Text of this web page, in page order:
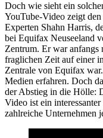
Doch wie sieht ein
YouTube-Video zeigt
Experten Shahn Harris,
bei Equifax Neuseeland
Zentrum. Er war
fraglichen Zeit auf einer
Zentrale von Equifax
Medien erfahren. Doch
der Abstieg in die Hölle:
Video ist ein
zahlreiche Unternehmen